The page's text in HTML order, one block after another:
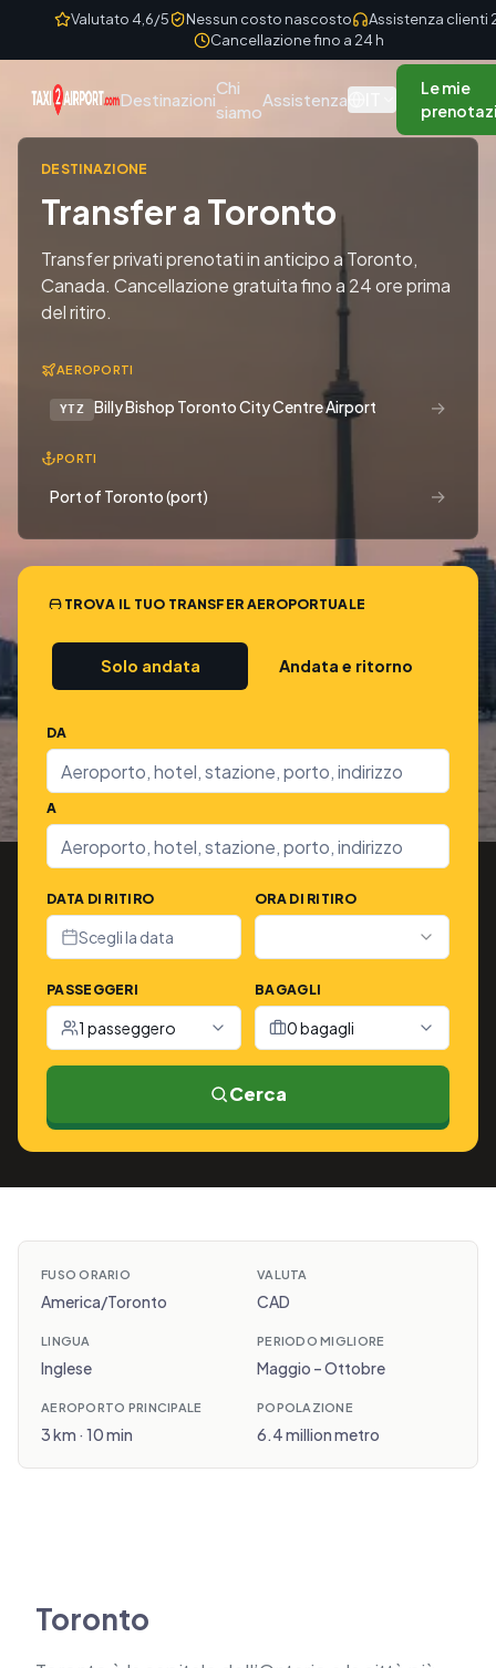
Skip to content
Valutato 4,6/5 Nessun costo nascosto
Assistenza clienti
Cancellazione fino a 24 h
Destinazioni
Chi
siamo
Assistenza
Le mie
DESTINAZIONE
Transfer a Toronto
Transfer privati prenotati in anticipo a Toronto,
Canada. Cancellazione gratuita fino a 24 ore prima
del ritiro.
AEROPORTI
YTZ Billy Bishop Toronto City Centre Airport →
PORTI
Port of Toronto (port) →
TROVA IL TUO TRANSFER AEROPORTUALE
Solo andata Andata e ritorno
DA
A
DATA DI RITIRO
Scegli la data
ORA DI RITIRO
PASSEGGERI
1 passeggero
BAGAGLI
0 bagagli
Cerca
FUSO ORARIO
America/Toronto
VALUTA
CAD
LINGUA
Inglese
PERIODO MIGLIORE
Maggio – Ottobre
AEROPORTO PRINCIPALE
3 km · 10 min
POPOLAZIONE
6.4 million metro
Toronto